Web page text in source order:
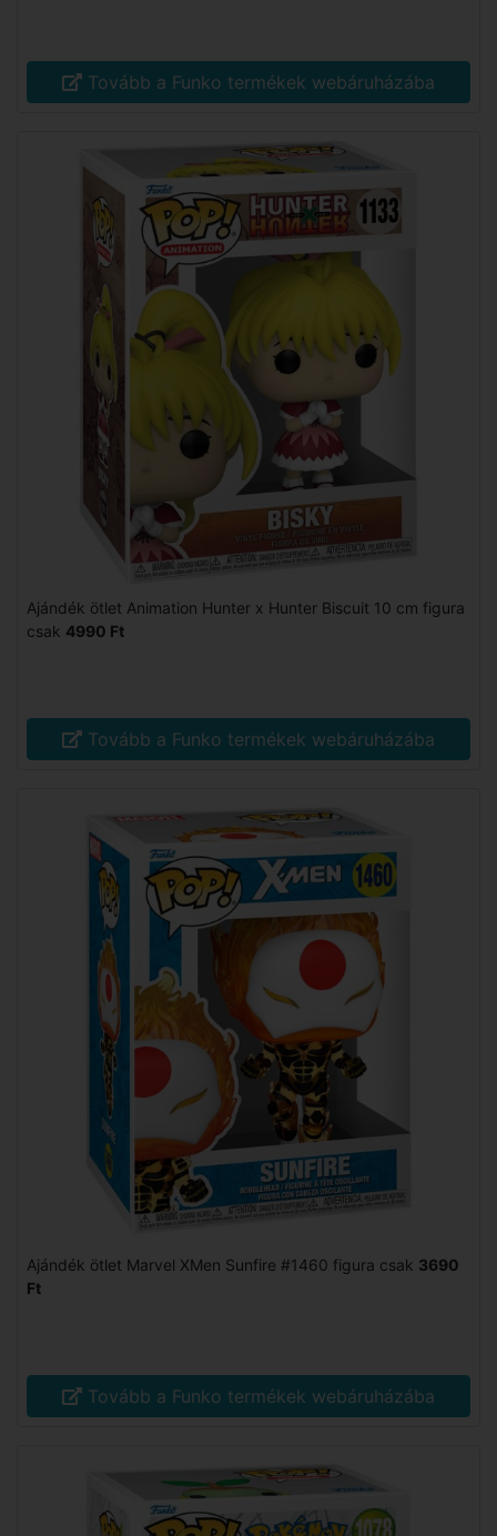
Tovább a Funko termékek webáruházába
Ajándék ötlet Animation Hunter x Hunter Biscuit 10 cm figura
csak 4990 Ft
Tovább a Funko termékek webáruházába
Ajándék ötlet Marvel XMen Sunfire #1460 figura csak 3690
Ft
Tovább a Funko termékek webáruházába